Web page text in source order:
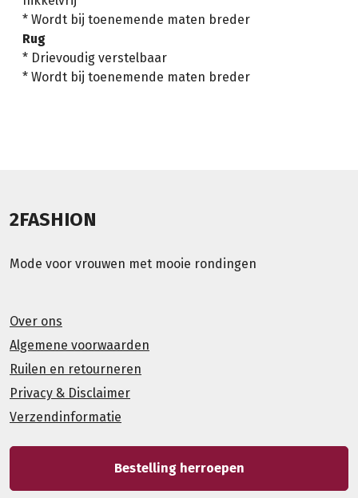
* Wordt bij toenemende maten breder
Rug
* Drievoudig verstelbaar
* Wordt bij toenemende maten breder
2FASHION
Mode voor vrouwen met mooie rondingen
Over ons
Algemene voorwaarden
Ruilen en retourneren
Privacy & Disclaimer
Verzendinformatie
Bestelling herroepen